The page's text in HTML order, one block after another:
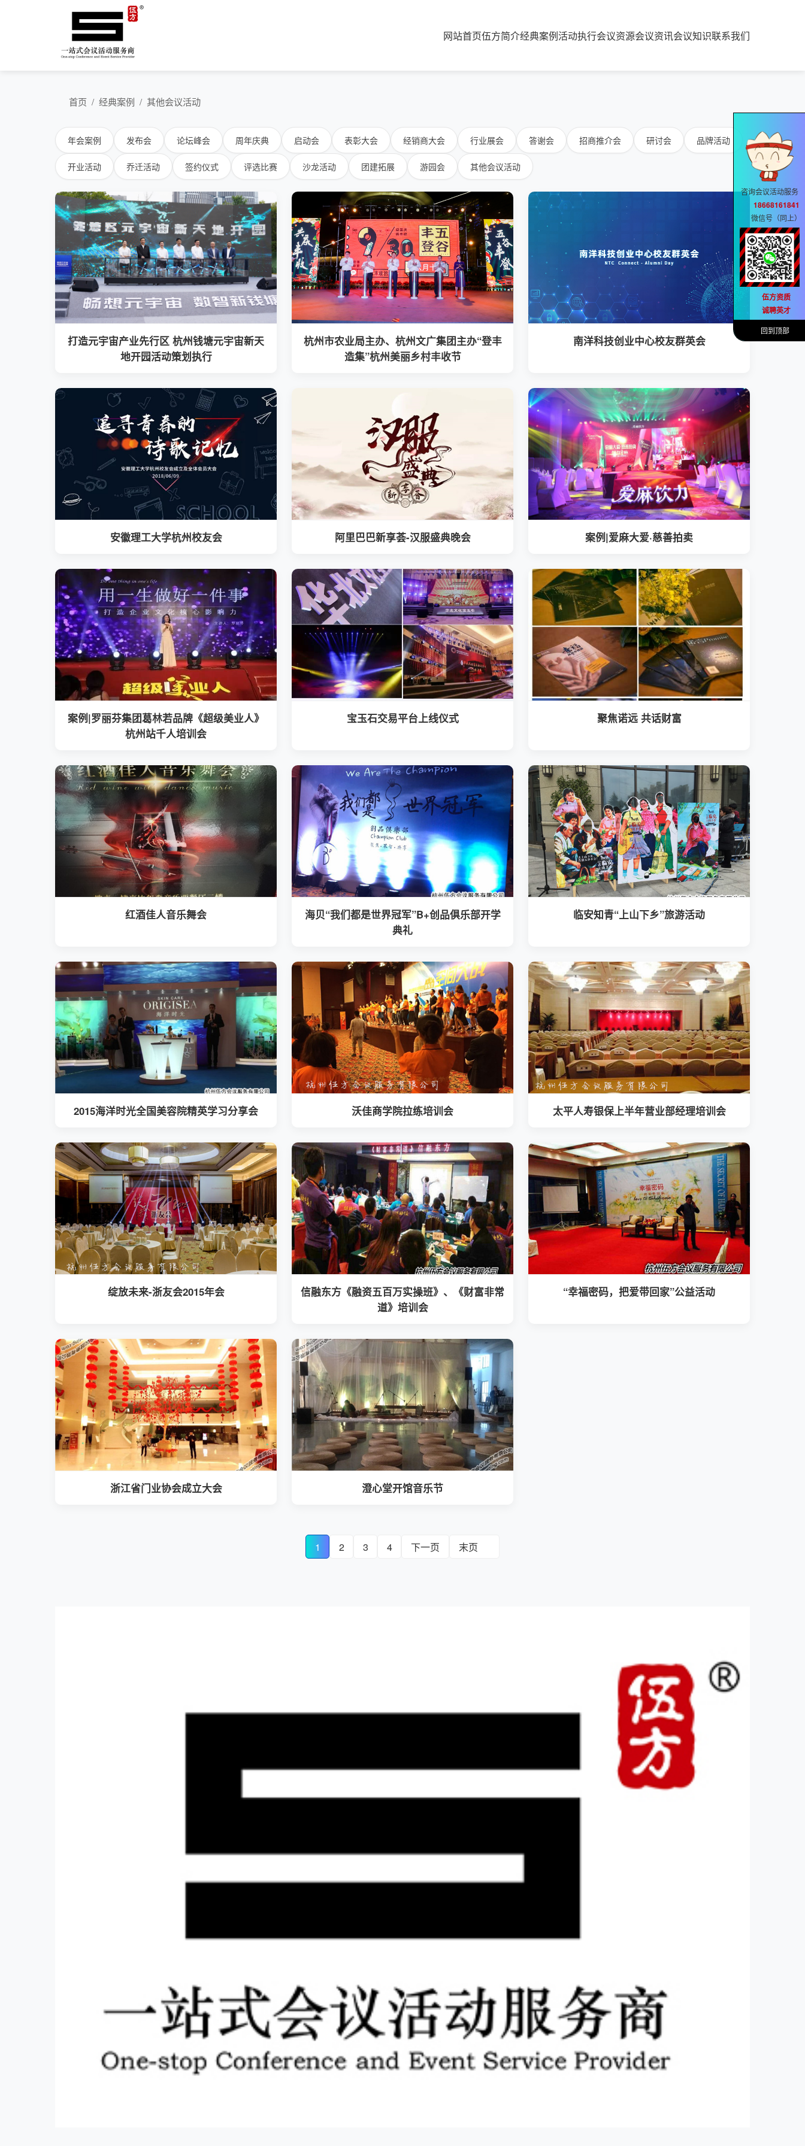
网站首页伍方简介经典案例活动执行会议资源会议资讯会议知识联系我们
首页 / 经典案例 / 其他会议活动
年会案例 发布会 论坛峰会 周年庆典 启动会 表彰大会 经销商大会 行业展会 答谢会 招商推介会 研讨会 品牌活动
开业活动 乔迁活动 签约仪式 评选比赛 沙龙活动 团建拓展 游园会 其他会议活动
打造元宇宙产业先行区 杭州钱塘元宇宙新天
地开园活动策划执行
杭州市农业局主办、杭州文广集团主办“登丰
造集”杭州美丽乡村丰收节
南洋科技创业中心校友群英会
安徽理工大学杭州校友会 阿里巴巴新享荟-汉服盛典晚会 案例|爱麻大爱·慈善拍卖
案例|罗丽芬集团葛林若品牌《超级美业人》
杭州站千人培训会
宝玉石交易平台上线仪式 聚焦诺远 共话财富
红酒佳人音乐舞会
海贝“我们都是世界冠军”B+创品俱乐部开学
典礼
临安知青“上山下乡”旅游活动
2015海洋时光全国美容院精英学习分享会 沃佳商学院拉练培训会 太平人寿银保上半年营业部经理培训会
绽放未来-浙友会2015年会
信融东方《融资五百万实操班》、《财富非常
道》培训会
“幸福密码，把爱带回家”公益活动
浙江省门业协会成立大会 澄心堂开馆音乐节
1 2 3 4 下一页 末页
服务客户 15 年1000+ 品牌10000+ 信任
咨询会议活动服务
18668161841
微信号（同上）
伍方资质
诚聘英才
回到顶部